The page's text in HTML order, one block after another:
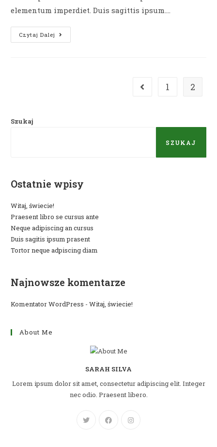
elementum imperdiet. Duis sagittis ipsum.…
Czytaj Dalej Velusce
Suscipit
Go to the previous
1 2
Szukaj
SZUKAJ
Ostatnie wpisy
Witaj, świecie!
Praesent libro se cursus ante
Neque adipiscing an cursus
Duis sagitis ipsum prasent
Tortor neque adpiscing diam
Najnowsze komentarze
Komentator WordPress -Witaj, świecie!
About Me
SARAH SILVA
Lorem ipsum dolor sit amet, consectetur adipiscing elit. Integer
nec odio. Praesent libero.